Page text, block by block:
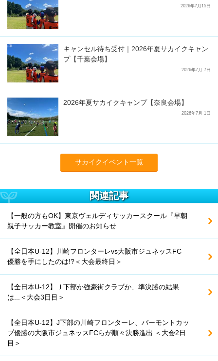
2026年7月15日
キャンセル待ち受付｜2026年夏サカイクキャン
プ【千葉会場】
2026年7月 7日
2026年夏サカイクキャンプ【奈良会場】
2026年7月 1日
サカイクイベント一覧
関連記事
【一般の方もOK】東京ヴェルディサッカースクール『早朝
親子サッカー教室』開催のお知らせ
【全日本U-12】川崎フロンターレvs大阪市ジュネッスFC
優勝を手にしたのは!?＜大会最終日＞
【全日本U-12】Ｊ下部か強豪街クラブか、準決勝の結果
は...＜大会3日目＞
【全日本U-12】J下部の川崎フロンターレ、バーモントカッ
プ優勝の大阪市ジュネッスFCらが順々決勝進出 ＜大会2日
目＞